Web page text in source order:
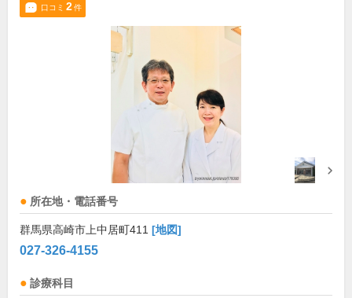
口コミ 2件
所在地・電話番号
群馬県高崎市上中居町411 [地図]
027-326-4155
診療科目